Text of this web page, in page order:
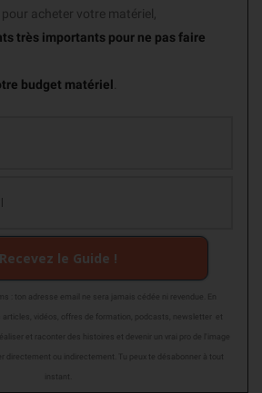
pour acheter votre matériel,
très importants pour ne pas faire
budget matériel
Recevez le Guide !
: ton adresse email ne sera jamais cédée ni revendue. En
vidéos, offres de formation, podcasts, newsletter et
et raconter des histoires et devenir un vrai pro de l'image
directement ou indirectement. Tu peux te désabonner à tout
instant.